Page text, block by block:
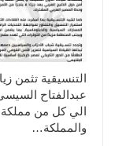
التنسيقية تثمن
عبدالفتاح
الي كل من مملكة
والمملكة…